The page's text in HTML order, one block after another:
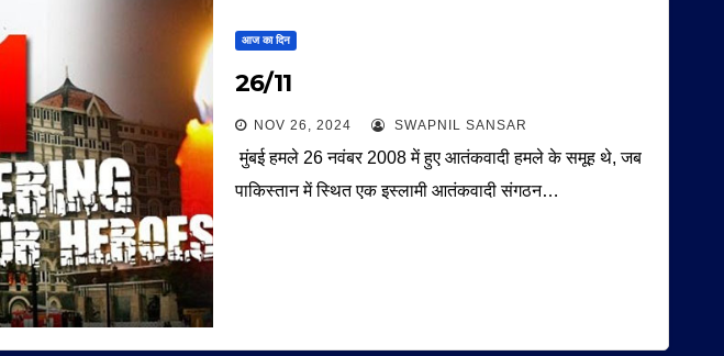
आज का दिन
26/11
NOV 26, 2024 SWAPNIL SANSAR
मुंबई हमले 26 नवंबर 2008 में हुए आतंकवादी हमले के समूह थे, जब
पाकिस्तान में स्थित एक इस्लामी आतंकवादी संगठन…